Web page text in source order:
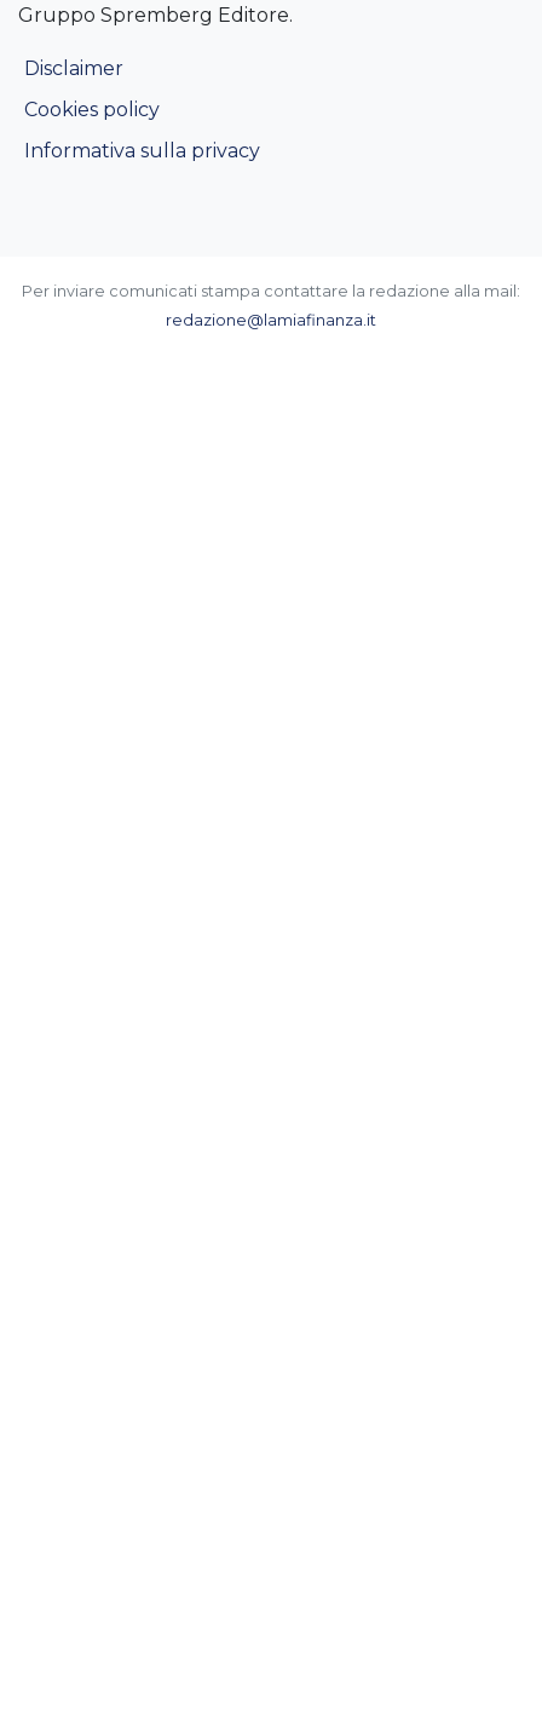
Gruppo Spremberg Editore.
Disclaimer
Cookies policy
Informativa sulla privacy
Per inviare comunicati stampa contattare la redazione alla mail:
redazione@lamiafinanza.it